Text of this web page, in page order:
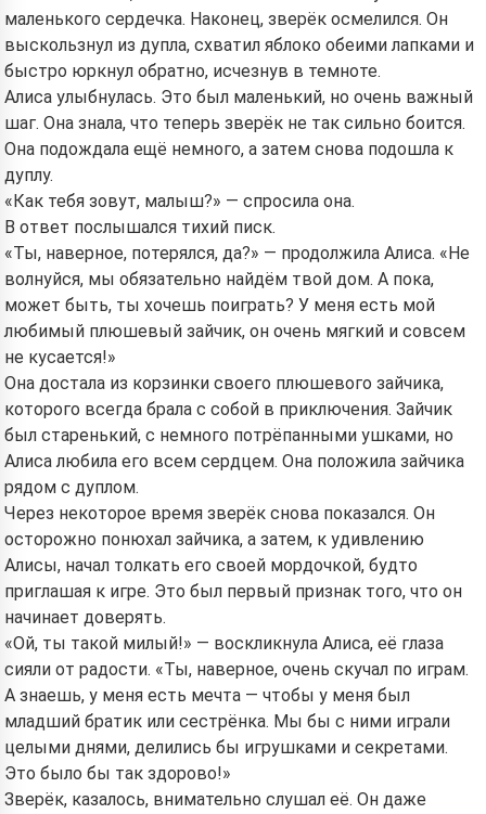
маленького сердечка. Наконец, зверёк осмелился. Он
выскользнул из дупла, схватил яблоко обеими лапками и
быстро юркнул обратно, исчезнув в темноте.
Алиса улыбнулась. Это был маленький, но очень важный
шаг. Она знала, что теперь зверёк не так сильно боится.
Она подождала ещё немного, а затем снова подошла к
дуплу.
«Как тебя зовут, малыш?» — спросила она.
В ответ послышался тихий писк.
«Ты, наверное, потерялся, да?» — продолжила Алиса. «Не
волнуйся, мы обязательно найдём твой дом. А пока,
может быть, ты хочешь поиграть? У меня есть мой
любимый плюшевый зайчик, он очень мягкий и совсем
не кусается!»
Она достала из корзинки своего плюшевого зайчика,
которого всегда брала с собой в приключения. Зайчик
был старенький, с немного потрёпанными ушками, но
Алиса любила его всем сердцем. Она положила зайчика
рядом с дуплом.
Через некоторое время зверёк снова показался. Он
осторожно понюхал зайчика, а затем, к удивлению
Алисы, начал толкать его своей мордочкой, будто
приглашая к игре. Это был первый признак того, что он
начинает доверять.
«Ой, ты такой милый!» — воскликнула Алиса, её глаза
сияли от радости. «Ты, наверное, очень скучал по играм.
А знаешь, у меня есть мечта — чтобы у меня был
младший братик или сестрёнка. Мы бы с ними играли
целыми днями, делились бы игрушками и секретами.
Это было бы так здорово!»
Зверёк, казалось, внимательно слушал её. Он даже